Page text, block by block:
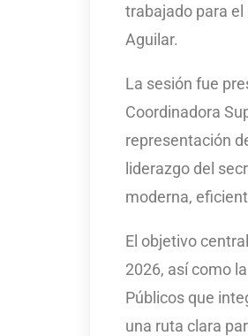
trabajado para
Aguilar.
La sesión fue
Coordinadora
representación
liderazgo del
moderna,
El objetivo
2026, así como
Públicos que
una ruta clara